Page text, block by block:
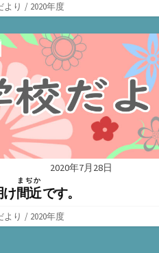
より / 2020年度
2020年7月28日
け間近
まぢか
です。
より / 2020年度